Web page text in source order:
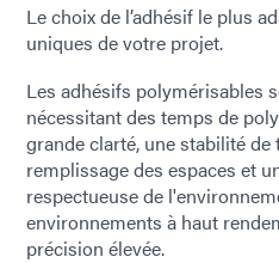
Le choix de l’adhésif le plus
uniques de votre projet.
Les adhésifs polymérisables
nécessitant des temps de
grande clarté, une stabilité de
remplissage des espaces et
respectueuse de
environnements à haut
précision élevée.